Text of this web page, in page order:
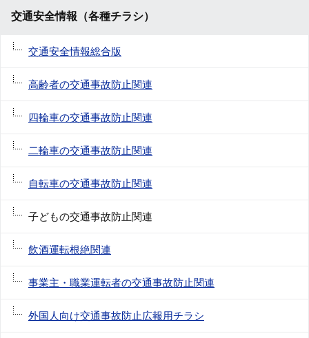
交通安全情報（各種チラシ）
交通安全情報総合版
高齢者の交通事故防止関連
四輪車の交通事故防止関連
二輪車の交通事故防止関連
自転車の交通事故防止関連
子どもの交通事故防止関連
飲酒運転根絶関連
事業主・職業運転者の交通事故防止関連
外国人向け交通事故防止広報用チラシ